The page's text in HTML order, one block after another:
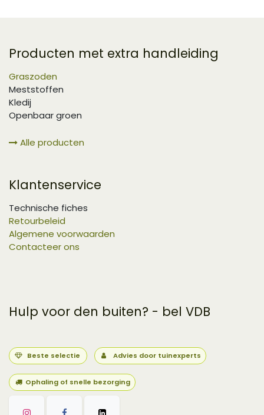
Producten met extra handleiding
Graszoden
Meststoffen
Kledij
Openbaar groen
Alle producten
Klantenservice
Technische fiches
Retourbeleid
Algemene voorwaarden
Contacteer ons
Hulp voor den buiten? - bel VDB
Beste selectie Advies door tuinexperts
Ophaling of snelle bezorging